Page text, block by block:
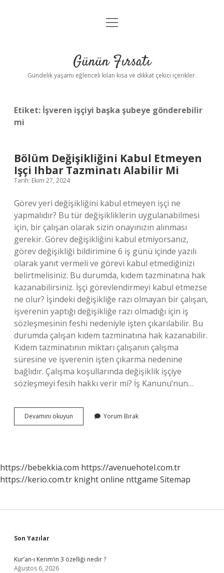
Anasayfa
Yasal Uyarı
menüyü
Günün Fırsatı
Gündelik yaşamı eğlenceli kılan kısa ve dikkat çekici içerikler.
Etiket: İşveren işçiyi başka şubeye gönderebilir
mi
Bölüm Değişikliğini Kabul Etmeyen
Işçi Ihbar Tazminatı Alabilir Mi
Tarih: Ekim 27, 2024
Görev yeri değişikliğini kabul etmeyen işçi ne
yapmalıdır? Bu tür değişikliklerin uygulanabilmesi
için, bir çalışan olarak sizin onayınızın alınması
gerekir. Görev değişikliğini kabul etmiyorsanız,
görev değişikliği bildirimine 6 iş günü içinde yazılı
olarak yanıt vermeli ve görevi kabul etmediğinizi
belirtmelisiniz. Bu durumda, kıdem tazminatına hak
kazanabilirsiniz. İşçi görevlendirmeyi kabul etmezse
ne olur? İşindeki değişikliğe razı olmayan bir çalışan,
işverenin yaptığı değişikliğe razı olmadığı için iş
sözleşmesinin feshi nedeniyle işten çıkarılabilir. Bu
durumda çalışan kıdem tazminatına hak kazanabilir.
Kıdem tazminatının miktarı çalışanın çalışma
süresine ve işverenin işten çıkarma nedenine
bağlıdır. Çalışma koşullarında değişiklik işçiye
sözleşmeyi fesih hakkı verir mi? İş Kanunu’nun…
Devamını okuyun
Değişikliğini
Tazminatı
Alabilir
Yorum Bırak
https://bebekkia.com https://avenuehotel.com.tr
https://kerio.com.tr knight online nttgame Sitemap
Sidebar
Son Yazılar
Kur’an-ı Kerim’in 3 özelliği nedir ?
Ağustos 6, 2026